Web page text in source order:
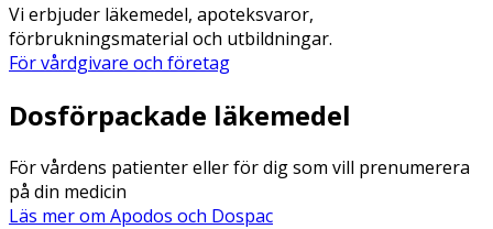
Vi erbjuder läkemedel, apoteksvaror,
förbrukningsmaterial och utbildningar.
För vårdgivare och företag
Dosförpackade läkemedel
För vårdens patienter eller för dig som vill prenumerera
på din medicin
Läs mer om Apodos och Dospac